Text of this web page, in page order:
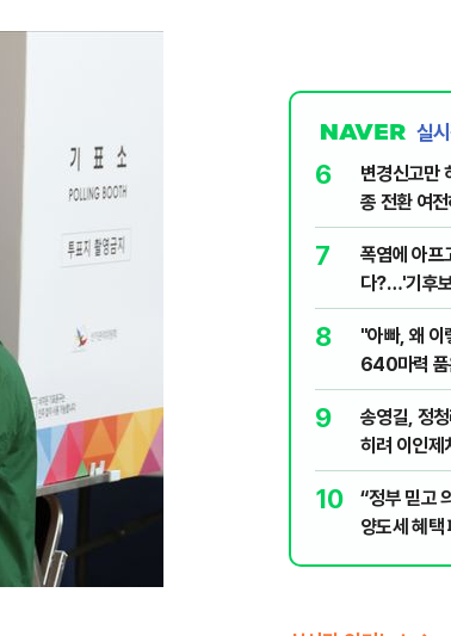
실
송영길·김민석, '조희대 탄핵' 외치자…與
법사위원들 "즉시 대법관 제청하라"
"편해서 매일 신었는데"...전문가가 경고한
3000원짜리 장바구니 'K굿즈' 됐다...외
국인 관광객 필수템은?
"집값 아닌 국민 잡아" "국민에 테러"…국
민의힘, 부동산 세제개편안 맹폭
'입추' 무색한 찜통더위...오후 1시 기준 폭
염중대경보 지역은
6
변경신고만
종 전환 여전
7
폭염에 아프
다?…'기후
8
"아빠, 왜
640마력 품
9
송영길, 정
히려 이인제
10
“정부 믿고
양도세 혜택